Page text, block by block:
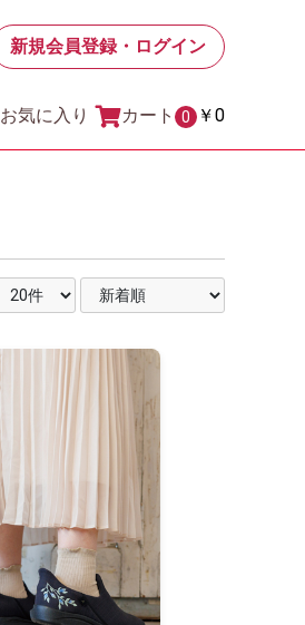
新規会員登録・ログイン
お気に入り カート 0 ￥0